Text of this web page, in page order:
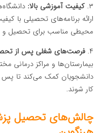
۳. کیفیت آموزشی بالا:
ارائه برنامه‌های تحصیلی با
محیطی مناسب برای تحصیل و
۴. فرصت‌های شغلی پس از
بیمارستان‌ها و مراکز درمانی
دانشجویان کمک می‌کند تا پس
کار شوند.
چالش‌های تحصیل